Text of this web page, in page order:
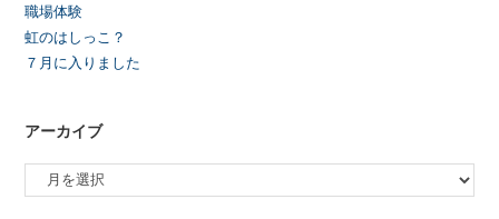
職場体験
虹のはしっこ？
７月に入りました
アーカイブ